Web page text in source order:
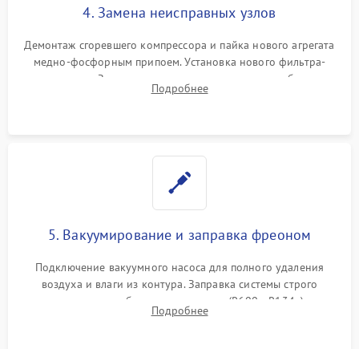
4. Замена неисправных узлов
Демонтаж сгоревшего компрессора и пайка нового агрегата
медно-фосфорным припоем. Установка нового фильтра-
осушителя. Замена изношенных вентиляторов обдува,
сломанных заслонок или поврежденных дверных петель.
Подробнее
5. Вакуумирование и заправка фреоном
Подключение вакуумного насоса для полного удаления
воздуха и влаги из контура. Заправка системы строго
дозированным объемом хладагента (R600a, R134a) по
электронным весам. Контроль рабочего давления в системе.
Подробнее